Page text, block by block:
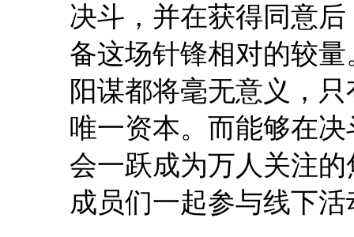
决斗，并在获得同意
备这场针锋相对的较
阳谋都将毫无意义，
唯一资本。而能够在
会一跃成为万人关注
成员们一起参与线下活